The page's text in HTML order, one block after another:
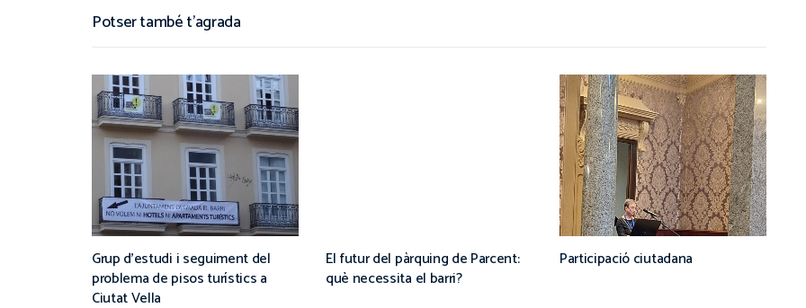
Potser també t'agrada
Grup d’estudi i seguiment del
problema de pisos turístics a
Ciutat Vella
El futur del pàrquing de Parcent:
què necessita el barri?
Participació ciutadana